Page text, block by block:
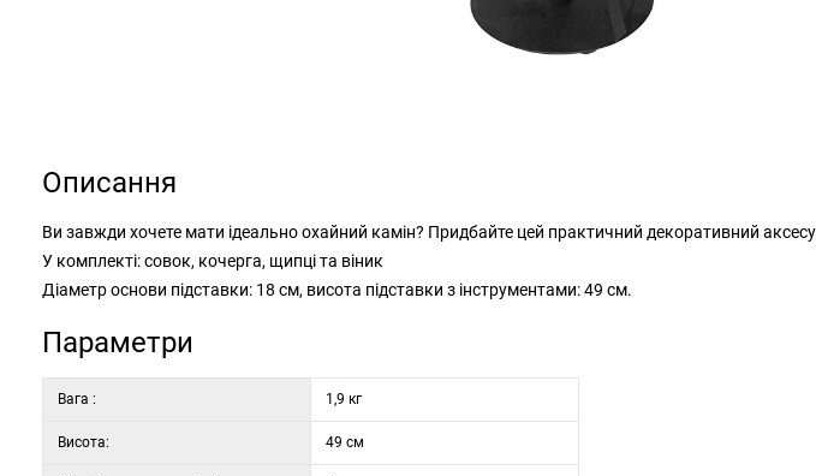
Описання
Ви завжди хочете мати ідеально охайний камін? Придбайте цей практичний декоративний
У комплекті: совок, кочерга, щипці та віник
Діаметр основи підставки: 18 см, висота підставки з інструментами: 49 см.
Параметри
Вага : 1,9 кг
Висота: 49 см